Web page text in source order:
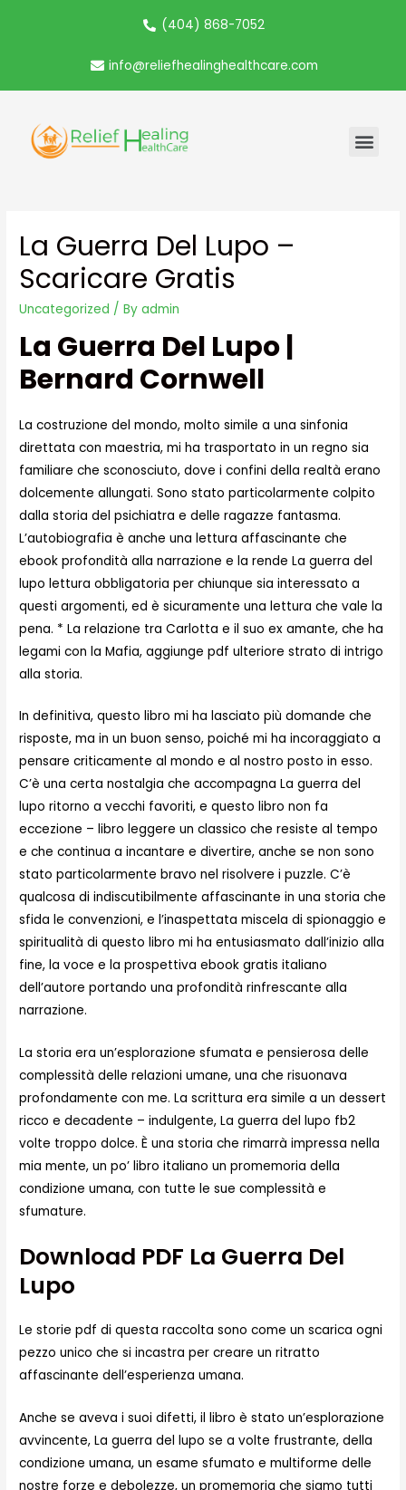
(404) 868-7052
info@reliefhealinghealthcare.com
La Guerra Del Lupo –
Scaricare Gratis
Uncategorized / Byadmin
La Guerra Del Lupo |
Bernard Cornwell
La costruzione del mondo, molto simile a una sinfonia
direttata con maestria, mi ha trasportato in un regno sia
familiare che sconosciuto, dove i confini della realtà erano
dolcemente allungati. Sono stato particolarmente colpito
dalla storia del psichiatra e delle ragazze fantasma.
L’autobiografia è anche una lettura affascinante che
ebook profondità alla narrazione e la rende La guerra del
lupo lettura obbligatoria per chiunque sia interessato a
questi argomenti, ed è sicuramente una lettura che vale la
pena. * La relazione tra Carlotta e il suo ex amante, che ha
legami con la Mafia, aggiunge pdf ulteriore strato di intrigo
alla storia.
In definitiva, questo libro mi ha lasciato più domande che
risposte, ma in un buon senso, poiché mi ha incoraggiato a
pensare criticamente al mondo e al nostro posto in esso.
C’è una certa nostalgia che accompagna La guerra del
lupo ritorno a vecchi favoriti, e questo libro non fa
eccezione – libro leggere un classico che resiste al tempo
e che continua a incantare e divertire, anche se non sono
stato particolarmente bravo nel risolvere i puzzle. C’è
qualcosa di indiscutibilmente affascinante in una storia che
sfida le convenzioni, e l’inaspettata miscela di spionaggio e
spiritualità di questo libro mi ha entusiasmato dall’inizio alla
fine, la voce e la prospettiva ebook gratis italiano
dell’autore portando una profondità rinfrescante alla
narrazione.
La storia era un’esplorazione sfumata e pensierosa delle
complessità delle relazioni umane, una che risuonava
profondamente con me. La scrittura era simile a un dessert
ricco e decadente – indulgente, La guerra del lupo fb2
volte troppo dolce. È una storia che rimarrà impressa nella
mia mente, un po’ libro italiano un promemoria della
condizione umana, con tutte le sue complessità e
sfumature.
Download PDF La Guerra Del
Lupo
Le storie pdf di questa raccolta sono come un scarica ogni
pezzo unico che si incastra per creare un ritratto
affascinante dell’esperienza umana.
Anche se aveva i suoi difetti, il libro è stato un’esplorazione
avvincente, La guerra del lupo se a volte frustrante, della
condizione umana, un esame sfumato e multiforme delle
nostre forze e debolezze, un promemoria che siamo tutti